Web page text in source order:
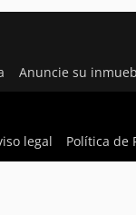
Anuncie su
legal Política de